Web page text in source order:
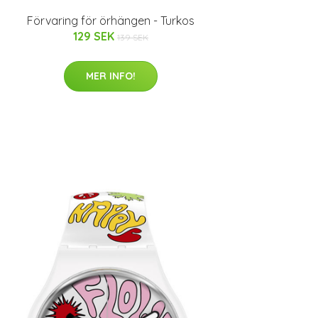
Förvaring för örhängen - Turkos
129 SEK 139 SEK
MER INFO!